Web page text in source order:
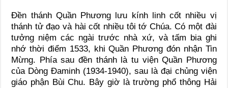
Đền thánh Quần Phương lưu kính linh cốt nhiều vị
thánh tử đạo và hài cốt nhiều tôi tớ Chúa. Có một đài
tưởng niệm các ngài trước nhà xứ, và tấm bia ghi
nhớ thời điểm 1533, khi Quần Phương đón nhận Tin
Mừng. Phía sau đền thánh là tu viện Quần Phương
của Dòng Đaminh (1934-1940), sau là đại chủng viện
giáo phận Bùi Chu. Bây giờ là trường phổ thông Hải